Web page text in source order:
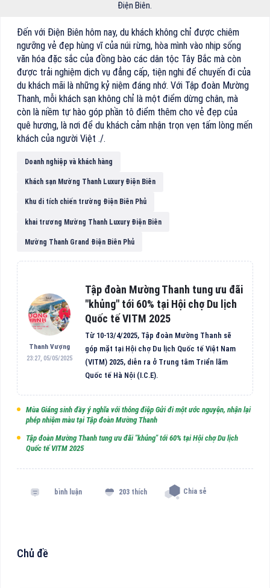
Điện Biên.
Đến với Điện Biên hôm nay, du khách không chỉ được chiêm
ngưỡng vẻ đẹp hùng vĩ của núi rừng, hòa mình vào nhịp sống
văn hóa đặc sắc của đồng bào các dân tộc Tây Bắc mà còn
được trải nghiệm dịch vụ đẳng cấp, tiện nghi để chuyến đi của
du khách mãi là những kỷ niệm đáng nhớ. Với Tập đoàn Mường
Thanh, mỗi khách sạn không chỉ là một điểm dừng chân, mà
còn là niềm tự hào góp phần tô điểm thêm cho vẻ đẹp của
quê hương, là nơi để du khách cảm nhận trọn vẹn tấm lòng mến
khách của người Việt ./.
Doanh nghiệp và khách hàng
Khách sạn Mường Thanh Luxury Điện Biên
Khu di tích chiến trường Điện Biên Phủ
khai trương Mường Thanh Luxury Điện Biên
Mường Thanh Grand Điện Biên Phủ
Thanh Vượng
23:27, 05/05/2025
Tập đoàn Mường Thanh tung ưu đãi
"khủng" tới 60% tại Hội chợ Du lịch
Quốc tế VITM 2025
Từ 10-13/4/2025, Tập đoàn Mường Thanh sẽ
góp mặt tại Hội chợ Du lịch Quốc tế Việt Nam
(VITM) 2025, diễn ra ở Trung tâm Triển lãm
Quốc tế Hà Nội (I.C.E).
Mùa Giáng sinh đầy ý nghĩa với thông điệp Gửi đi một ước nguyện, nhận lại
phép nhiệm màu tại Tập đoàn Mường Thanh
Tập đoàn Mường Thanh tung ưu đãi "khủng" tới 60% tại Hội chợ Du lịch
Quốc tế VITM 2025
bình luận 203 thích Chia sẻ
Chủ đề